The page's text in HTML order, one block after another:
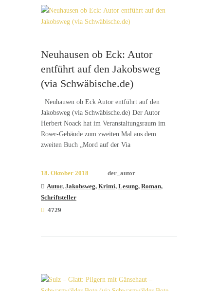
Neuhausen ob Eck: Autor
entführt auf den Jakobsweg
(via Schwäbische.de)
Neuhausen ob Eck Autor entführt auf den
Jakobsweg (via Schwäbische.de) Der Autor
Herbert Noack hat im Veranstaltungsraum im
Roser-Gebäude zum zweiten Mal aus dem
zweiten Buch „Mord auf der Via
18. Oktober 2018
der_autor
Autor, Jakobsweg, Krimi, Lesung, Roman,
Schriftsteller
4729